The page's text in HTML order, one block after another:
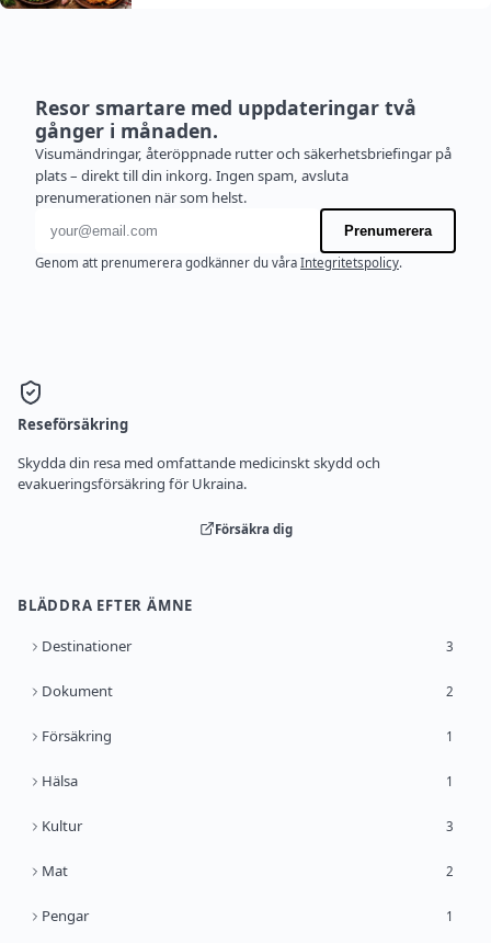
Resor smartare med uppdateringar två
gånger i månaden.
Visumändringar, återöppnade rutter och säkerhetsbriefingar på
plats – direkt till din inkorg. Ingen spam, avsluta
prenumerationen när som helst.
E-postadress
Prenumerera
Genom att prenumerera godkänner du våra Integritetspolicy.
Reseförsäkring
Skydda din resa med omfattande medicinskt skydd och
evakueringsförsäkring för Ukraina.
Försäkra dig
BLÄDDRA EFTER ÄMNE
Destinationer 3
Dokument 2
Försäkring 1
Hälsa 1
Kultur 3
Mat 2
Pengar 1